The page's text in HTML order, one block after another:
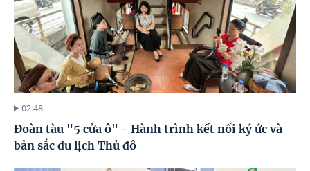
02:48
Đoàn tàu "5 cửa ô" - Hành trình kết nối ký ức và
bản sắc du lịch Thủ đô